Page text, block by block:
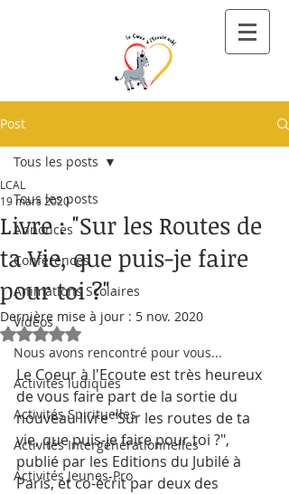
Post
Tous les posts
Annonces
Conférences
Animations Scolaires
Vidéos
Nous avons rencontré pour vous...
Activités ludiques
Activités Spirituelles
Activités Intergénérationnelles
Activités Jeunes-Pro
Tous les posts
Livre : "Sur les Routes de
ta Vie, que puis-je faire
pour toi ?"
LCAL
19 mars 2020
Dernière mise à jour : 5 nov. 2020
Noté NaN étoiles sur 5.
Le Coeur à l'Ecoute est très heureux
de vous faire part de la sortie du
nouveau livre "Sur les routes de ta
vie, que puis-je faire pour toi ?",
publié par les Editions du Jubilé à
Paris, et co-écrit par deux des